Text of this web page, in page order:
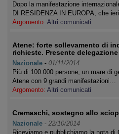
Dopo la manifestazione
DI RESIDENZA IN EUROPA, che
Argomento: Altri comunicati
Atene: forte sollevamento di
richieste. Presente delegazione
Nazionale - 01/11/2014
Più di 100.000 persone, un mare di
Atene con 9 grandi manifestazioni…
Argomento: Altri comunicati
Cremaschi, sostegno allo
Nazionale - 22/10/2014
Riceviamo e pubblichiamo la nota